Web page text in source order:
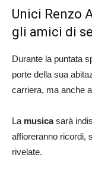
Unici Renzo
gli amici di
Durante la puntata
porte della sua
carriera, ma anche
La musicasarà
affioreranno ricordi,
rivelate.